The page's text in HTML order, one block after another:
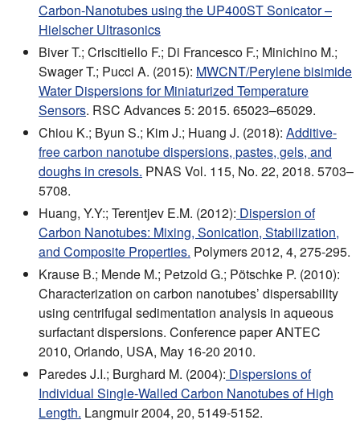
Carbon-Nanotubes using the UP400ST Sonicator –
Hielscher Ultrasonics
Biver T.; Criscitiello F.; Di Francesco F.; Minichino M.;
Swager T.; Pucci A. (2015): MWCNT/Perylene bisimide
Water Dispersions for Miniaturized Temperature
Sensors. RSC Advances 5: 2015. 65023–65029.
Chiou K.; Byun S.; Kim J.; Huang J. (2018): Additive-
free carbon nanotube dispersions, pastes, gels, and
doughs in cresols. PNAS Vol. 115, No. 22, 2018. 5703–
5708.
Huang, Y.Y:; Terentjev E.M. (2012): Dispersion of
Carbon Nanotubes: Mixing, Sonication, Stabilization,
and Composite Properties. Polymers 2012, 4, 275-295.
Krause B.; Mende M.; Petzold G.; Pötschke P. (2010):
Characterization on carbon nanotubes’ dispersability
using centrifugal sedimentation analysis in aqueous
surfactant dispersions. Conference paper ANTEC
2010, Orlando, USA, May 16-20 2010.
Paredes J.I.; Burghard M. (2004): Dispersions of
Individual Single-Walled Carbon Nanotubes of High
Length. Langmuir 2004, 20, 5149-5152.